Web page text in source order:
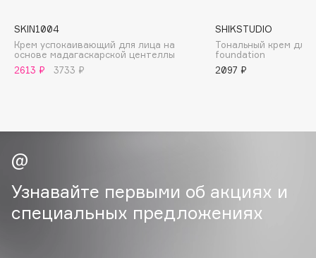
by TERRY
BY WISHTREND
Byredo
Cadence
Capelli Dorati
Carbon Theory
Carmex
SKIN1004
Крем успокаивающий для лица на
основе мадагаскарской центеллы
2613 ₽
3733 ₽
SHIKSTUDIO
Тональный крем
foundation
2097 ₽
Узнавайте первыми об акциях и
специальных предложениях